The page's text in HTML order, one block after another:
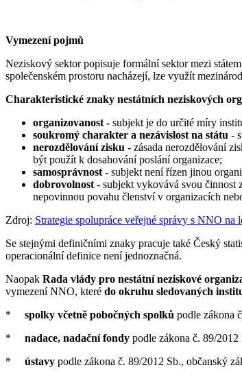
Vymezení pojmů
Neziskový sektor popisuje formální sektor mezi
společenském prostoru nacházejí, lze využít
Charakteristické znaky nestátních neziskových
organizovanost - subjekt je do určité míry
soukromý charakter a nezávislost na státu -
nerozdělování zisku - zásada nerozdělování
být použít k dosahování poslání organizace;
samosprávnost - subjekt není řízen jinou
dobrovolnost - subjekt vykovává svou činnost
nepovinnou povahu členství v organizacích
Zdroj: Strategie spolupráce veřejné správy s NNO na
Se stejnými definičními znaky pracuje také Český
operacionální definice není jednoznačná.
Naopak Rada vlády pro nestátní neziskové
vymezení NNO, které do okruhu sledovaných
* spolky včetně pobočných spolků podle zákona
* nadace, nadační fondy podle zákona č. 89/
* ústavy podle zákona č. 89/2012 Sb., občanský